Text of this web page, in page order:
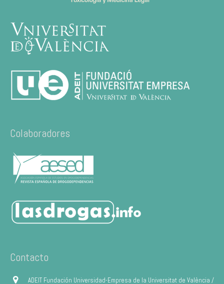
Colaboradores
Contacto
ADEIT Fundación Universidad-Empresa de la Universitat de València /